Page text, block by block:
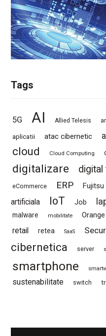
Tags
5G AI Allied Telesis
aplicatii atac cibernetic
cloud Cloud Computing
digitalizare
eCommerce ERP Fujitsu
artificiala
IoT Job
malware mobilitate Orange
retail retea SaaS
cibernetica
server
smartphone
sustenabilitate switch